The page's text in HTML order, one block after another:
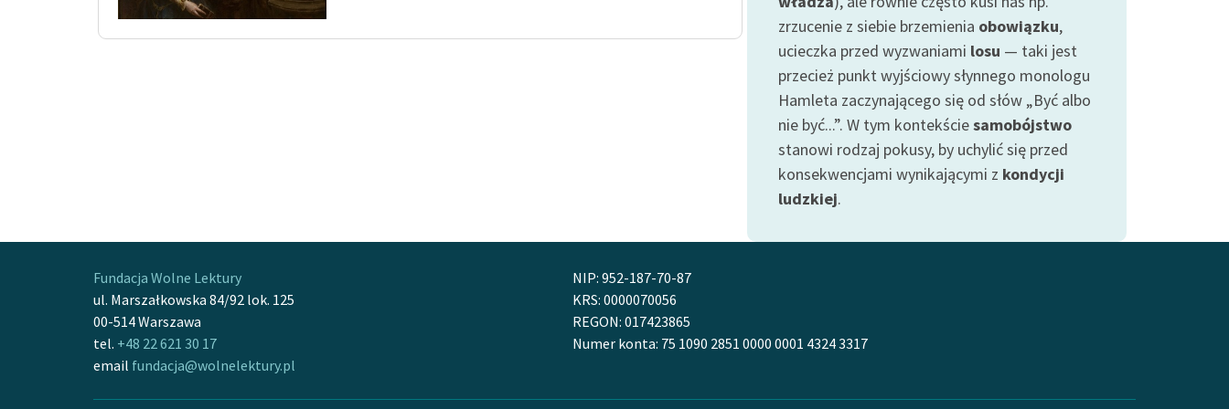
zrzucenie z siebie brzemienia obowiązku,
ucieczka przed wyzwaniami losu — taki jest
przecież punkt wyjściowy słynnego monologu
Hamleta zaczynającego się od słów „Być albo
nie być...”. W tym kontekściesamobójstwo
stanowi rodzaj pokusy, by uchylić się przed
konsekwencjami wynikającymi z kondycji
ludzkiej.
Fundacja Wolne Lektury
ul. Marszałkowska 84/92 lok. 125
00-514 Warszawa
tel. +48 22 621 30 17
email fundacja@wolnelektury.pl
NIP: 952-187-70-87
KRS: 0000070056
REGON: 017423865
Numer konta: 75 1090 2851 0000 0001 4324 3317